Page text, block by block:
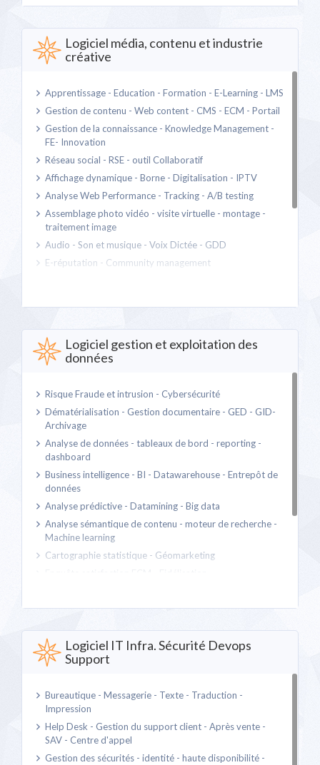
Modélisation statistique des procédés - MSP - Gestion
Objets connectés - IoT
Product lifecycle management - Gestion du cycle des
Robotique - Domotique - Intelligence artificielle
Simulation pour l'industrie et la recherche
Supervision de matériels industriels - SCADA - CAD
Traçabilité - RFID - Code2D - Flashcode - Etiquetage
Logiciel média, contenu et industrie
créative
Apprentissage - Education - Formation - E-Learning - LMS
Gestion de contenu - Web content - CMS - ECM - Portail
Gestion de la connaissance - Knowledge Management -
FE- Innovation
Réseau social - RSE - outil Collaboratif
Affichage dynamique - Borne - Digitalisation - IPTV
Analyse Web Performance - Tracking - A/B testing
Assemblage photo vidéo - visite virtuelle - montage -
traitement image
Audio - Son et musique - Voix Dictée - GDD
E-réputation - Community management
Imagerie médicale - Tomographie - Modélisation
Logiciel gestion et exploitation des
données
Risque Fraude et intrusion - Cybersécurité
Dématérialisation - Gestion documentaire - GED - GID-
Archivage
Analyse de données - tableaux de bord - reporting -
dashboard
Business intelligence - BI - Datawarehouse - Entrepôt de
données
Analyse prédictive - Datamining - Big data
Analyse sémantique de contenu - moteur de recherche -
Machine learning
Cartographie statistique - Géomarketing
Veille stratégique - intelligence économique - Marché
Logiciel IT Infra. Sécurité Devops
Support
Bureautique - Messagerie - Texte - Traduction -
Impression
Help Desk - Gestion du support client - Après vente -
SAV - Centre d'appel
Gestion des sécurités - identité - haute disponibilité -